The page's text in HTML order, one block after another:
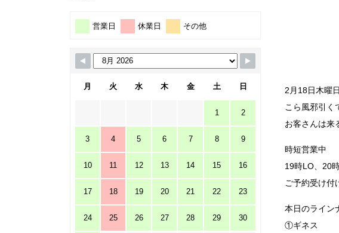
2月18日木曜日
こら風邪引く
お客さんは来
時短営業中
19時LO、20
ご予約受け付
本日のライン
①ギネス
営業日 休業日 その他
月 火 水 木 金 土 日
1 2
3 4 5 6 7 8 9
10 11 12 13 14 15 16
17 18 19 20 21 22 23
24 25 26 27 28 29 30